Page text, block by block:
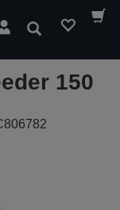
Suchen
150